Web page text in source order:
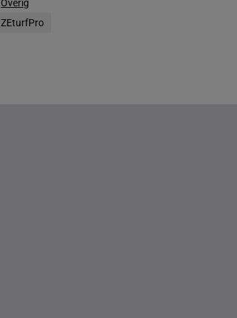
Overig
ZEturfPro